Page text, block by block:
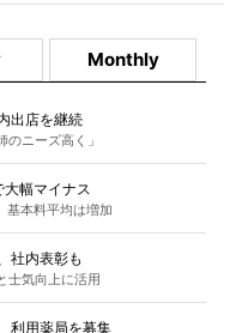
Monthly
出店を継続
ニーズ高く」
幅マイナス
基本料平均は増加
社内表彰も
士気向上に活用
利用薬局を募集